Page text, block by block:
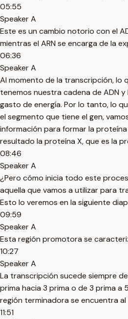
05:55
Speaker A
Este es un cambio notorio con el
mientras el ARN se encarga de la
06:36
Speaker A
Al momento de la transcripción, lo
tenemos nuestra cadena de ADN
gasto de energía. Por lo tanto, lo
el segmento que tiene el gen,
información para formar la
resultado la proteína X, que es la
08:46
Speaker A
¿Pero cómo inicia todo este
aquella que vamos a utilizar para
Esto lo veremos en la siguiente
09:59
Speaker A
Esta región promotora se
10:27
Speaker A
La transcripción sucede siempre
prima hacia 3 prima o de 3 prima
región terminadora se encuentra
11:51